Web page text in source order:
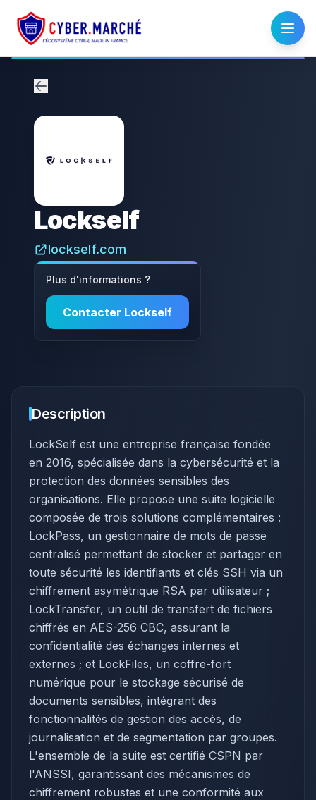
Lockself
lockself.com
Plus d'informations ?
Contacter Lockself
Description
LockSelf est une entreprise française fondée
en 2016, spécialisée dans la cybersécurité et la
protection des données sensibles des
organisations. Elle propose une suite logicielle
composée de trois solutions complémentaires :
LockPass, un gestionnaire de mots de passe
centralisé permettant de stocker et partager en
toute sécurité les identifiants et clés SSH via un
chiffrement asymétrique RSA par utilisateur ;
LockTransfer, un outil de transfert de fichiers
chiffrés en AES-256 CBC, assurant la
confidentialité des échanges internes et
externes ; et LockFiles, un coffre-fort
numérique pour le stockage sécurisé de
documents sensibles, intégrant des
fonctionnalités de gestion des accès, de
journalisation et de segmentation par groupes.
L'ensemble de la suite est certifié CSPN par
l'ANSSI, garantissant des mécanismes de
chiffrement robustes et une conformité aux